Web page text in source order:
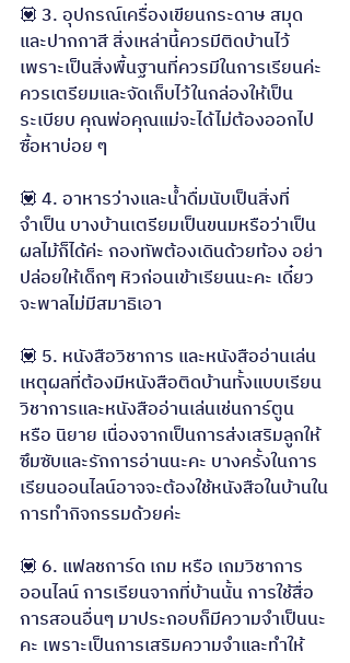
💟 3. อุปกรณ์เครื่องเขียนกระดาษ สมุด
และปากกาสี สิ่งเหล่านี้ควรมีติดบ้านไว้
เพราะเป็นสิ่งพื้นฐานที่ควรมีในการเรียนค่ะ
ควรเตรียมและจัดเก็บไว้ในกล่องให้เป็น
ระเบียบ คุณพ่อคุณแม่จะได้ไม่ต้องออกไป
ซื้อหาบ่อย ๆ
💟 4. อาหารว่างและน้ำดื่มนับเป็นสิ่งที่
จำเป็น บางบ้านเตรียมเป็นขนมหรือว่าเป็น
ผลไม้ก็ได้ค่ะ กองทัพต้องเดินด้วยท้อง อย่า
ปล่อยให้เด็กๆ หิวก่อนเข้าเรียนนะคะ เดี๋ยว
จะพาลไม่มีสมาธิเอา
💟 5. หนังสือวิชาการ และหนังสืออ่านเล่น
เหตุผลที่ต้องมีหนังสือติดบ้านทั้งแบบเรียน
วิชาการและหนังสืออ่านเล่นเช่นการ์ตูน
หรือ นิยาย เนื่องจากเป็นการส่งเสริมลูกให้
ซึมซับและรักการอ่านนะคะ บางครั้งในการ
เรียนออนไลน์อาจจะต้องใช้หนังสือในบ้านใน
การทำกิจกรรมด้วยค่ะ
💟 6. แฟลชการ์ด เกม หรือ เกมวิชาการ
ออนไลน์ การเรียนจากที่บ้านนั้น การใช้สื่อ
การสอนอื่นๆ มาประกอบก็มีความจำเป็นนะ
คะ เพราะเป็นการเสริมความจำและทำให้